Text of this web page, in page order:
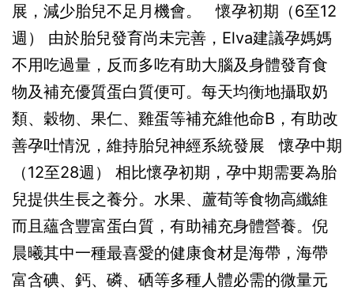
展，減少胎兒不足月機會。 懷孕初期（6至12
週） 由於胎兒發育尚未完善，Elva建議孕媽媽
不用吃過量，反而多吃有助大腦及身體發育食
物及補充優質蛋白質便可。每天均衡地攝取奶
類、穀物、果仁、雞蛋等補充維他命B，有助改
善孕吐情況，維持胎兒神經系統發展 懷孕中期
（12至28週） 相比懷孕初期，孕中期需要為胎
兒提供生長之養分。水果、蘆荀等食物高纖維
而且蘊含豐富蛋白質，有助補充身體營養。倪
晨曦其中一種最喜愛的健康食材是海帶，海帶
富含碘、鈣、磷、硒等多種人體必需的微量元